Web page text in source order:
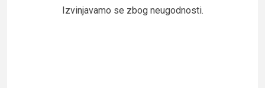
Izvinjavamo se zbog neugodnosti.